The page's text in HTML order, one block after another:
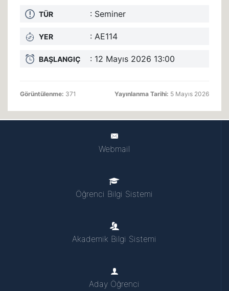
TÜR : Seminer
YER : AE114
BAŞLANGIÇ : 12 Mayıs 2026 13:00
Görüntülenme: 371 Yayınlanma Tarihi: 5 Mayıs 2026
Webmail
Öğrenci Bilgi Sistemi
Akademik Bilgi Sistemi
Aday Öğrenci